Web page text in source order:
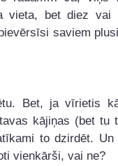
vieta, bet diez vai
saviem
Bet, ja vīrietis
kājiņas (bet tu
to dzirdēt.
vienkārši, vai ne?